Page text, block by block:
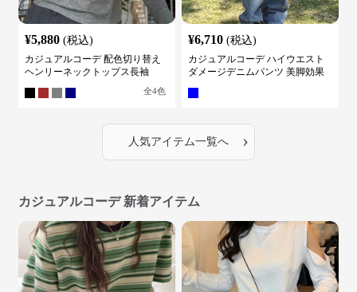
¥5,880 (税込)
カジュアルコーデ 配色切り替え
ヘンリーネックトップス長袖
全4色
¥6,710 (税込)
カジュアルコーデ ハイウエスト
ダメージデニムパンツ 美脚効果
人気アイテム一覧へ ›
カジュアルコーデ 新着アイテム